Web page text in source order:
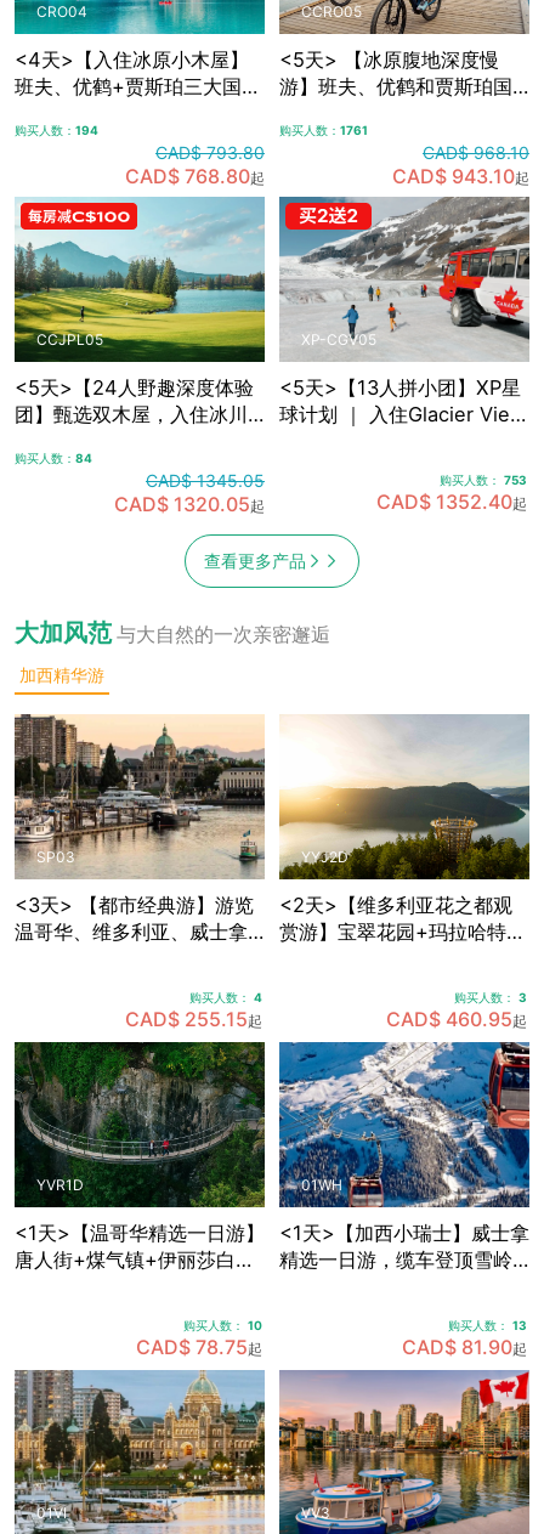
CRO04
<4天>【入住冰原小木屋】
班夫、优鹤+贾斯珀三大国家
原，露易斯湖+梦莲湖+翡翠
湖+佩托湖，自选漂流/骑行/
敞篷车观光
购买人数： 194
CAD$ 793.80
CAD$ 768.80起
CCRO05
<5天> 【冰原腹地深度慢
游】班夫、优鹤和贾斯珀国
冰原，夜宿冰原腹地特色木
屋，自选漂流/骑行/敞篷车观
光，含卡尔加里接送机
购买人数： 1761
CAD$ 968.10
CAD$ 943.10起
CCJPL05
<5天>【24人野趣深度体验
团】甄选双木屋，入住冰川
落基山之旅，可选冰川湖
Canoe划船，景观绿道骑
行，真正慢旅行体验，含卡
购买人数： 84
CAD$ 1345.05
CAD$ 1320.05起
XP-CGV05
<5天>【13人拼小团】XP星
球计划 ｜ 入住Glacier View
购买人数： 753
CAD$ 1352.40起
查看更多产品
大加风范 与大自然的一次亲密邂逅
加西精华游
SP03
<3天> 【都市经典游】游览
温哥华、维多利亚、威士拿
购买人数： 4
CAD$ 255.15起
YYJ2D
<2天>【维多利亚花之都观
赏游】宝翠花园+玛拉哈特天
选帝后酒店住宿
购买人数： 3
CAD$ 460.95起
YVR1D
<1天>【温哥华精选一日游】
唐人街+煤气镇+伊丽莎白女
可体验飞越加拿大4D模拟飞
行 (天天出发)
购买人数： 10
CAD$ 78.75起
01WH
<1天>【加西小瑞士】威士拿
精选一日游，缆车登顶雪岭
湾·伐木镇·神龙瀑布 (天天出
发)
购买人数： 13
CAD$ 81.90起
01VI VV3